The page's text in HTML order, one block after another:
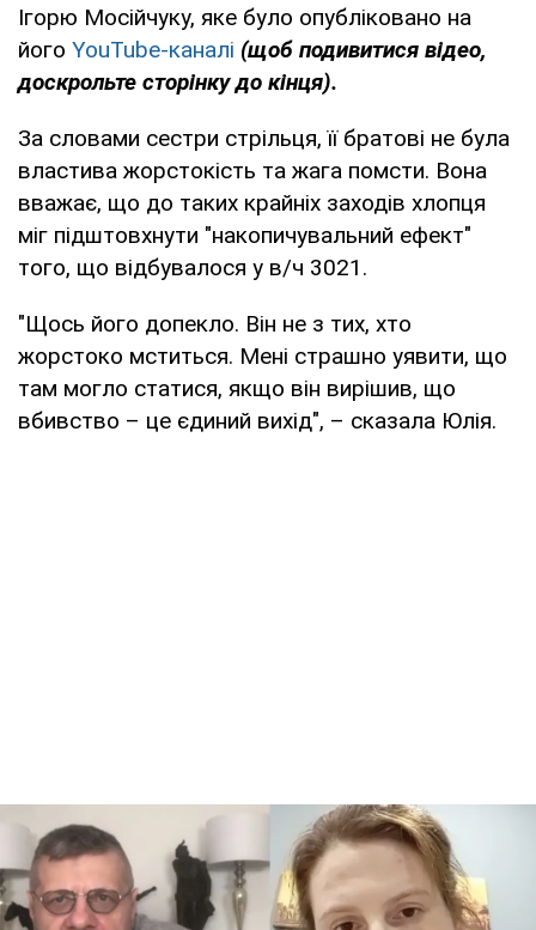
Ігорю Мосійчуку, яке було опубліковано на
його YouTube-каналі (щоб подивитися відео,
доскрольте сторінку до кінця).
За словами сестри стрільця, її братові не була
властива жорстокість та жага помсти. Вона
вважає, що до таких крайніх заходів хлопця
міг підштовхнути "накопичувальний ефект"
того, що відбувалося у в/ч 3021.
"Щось його допекло. Він не з тих, хто
жорстоко мститься. Мені страшно уявити, що
там могло статися, якщо він вирішив, що
вбивство – це єдиний вихід", – сказала Юлія.